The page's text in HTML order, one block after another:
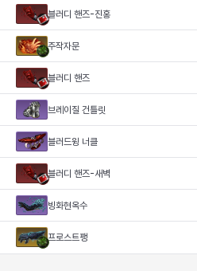
블러디 핸즈-진홍
주작자문
블러디 핸즈
브레이질 건틀릿
블러드윙 너클
블러디 핸즈-새벽
빙화현옥수
프로스트팽